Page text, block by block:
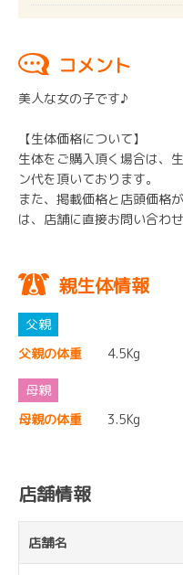
コメント
美人な女の子です♪
【生体価格について】
生体をご購入頂く場合は、
ン代を頂いております。
また、掲載価格と店頭価格
は、店舗に直接お問い合わせ
親生体情報
父親の体重 4.5Kg
母親の体重 3.5Kg
店舗情報
店舗名